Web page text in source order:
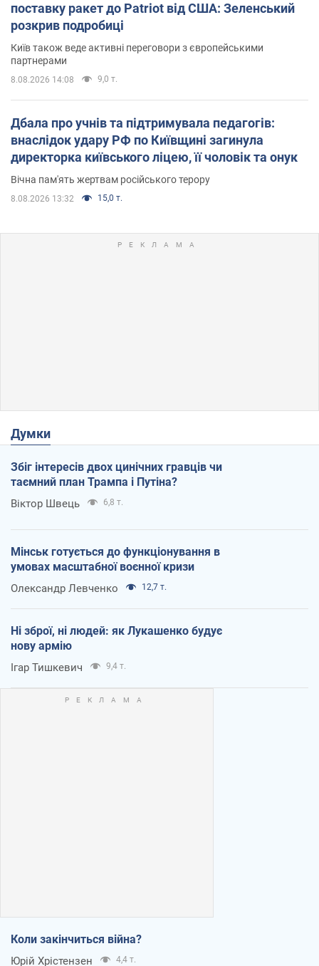
поставку ракет до Patriot від США: Зеленський
розкрив подробиці
Київ також веде активні переговори з європейськими
партнерами
8.08.2026 14:08 9,0 т.
Дбала про учнів та підтримувала педагогів:
внаслідок удару РФ по Київщині загинула
директорка київського ліцею, її чоловік та онук
Вічна пам'ять жертвам російського терору
8.08.2026 13:32 15,0 т.
Думки
Збіг інтересів двох цинічних гравців чи
таємний план Трампа і Путіна?
Віктор Швець 6,8 т.
Мінськ готується до функціонування в
умовах масштабної воєнної кризи
Олександр Левченко 12,7 т.
Ні зброї, ні людей: як Лукашенко будує
нову армію
Ігар Тишкевич 9,4 т.
Коли закінчиться війна?
Юрій Хрістензен 4,4 т.